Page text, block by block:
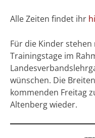
Alle Zeiten findet ihr
Für die Kinder
Trainingstage im
wünschen. Die
kommenden Freitag
Altenberg wieder.